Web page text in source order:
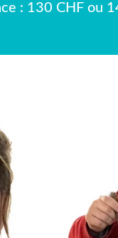
: 130 CHF ou